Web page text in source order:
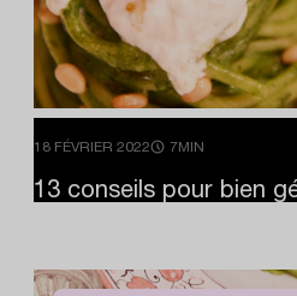
18 FÉVRIER 2022 7MIN
13 conseils pour bien